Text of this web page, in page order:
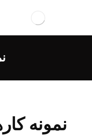
نمونه